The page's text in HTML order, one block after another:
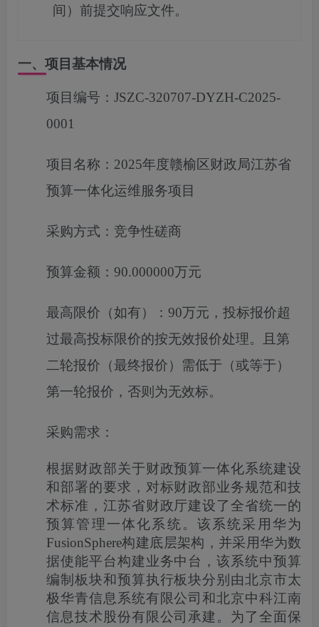
间）前提交响应文件。
一、项目基本情况
项目编号： JSZC-320707-DYZH-C2025-
0001
项目名称： 2025年度赣榆区财政局江苏省
预算一体化运维服务项目
采购方式： 竞争性磋商
预算金额： 90.000000万元
最高限价（如有）： 90万元，投标报价超
过最高投标限价的按无效报价处理。且第
二轮报价（最终报价）需低于（或等于）
第一轮报价，否则为无效标。
采购需求：
根据财政部关于财政预算一体化系统建设
和部署的要求，对标财政部业务规范和技
术标准，江苏省财政厅建设了全省统一的
预算管理一体化系统。该系统采用华为
FusionSphere构建底层架构，并采用华为数
据使能平台构建业务中台，该系统中预算
编制板块和预算执行板块分别由北京市太
极华青信息系统有限公司和北京中科江南
信息技术股份有限公司承建。为了全面保